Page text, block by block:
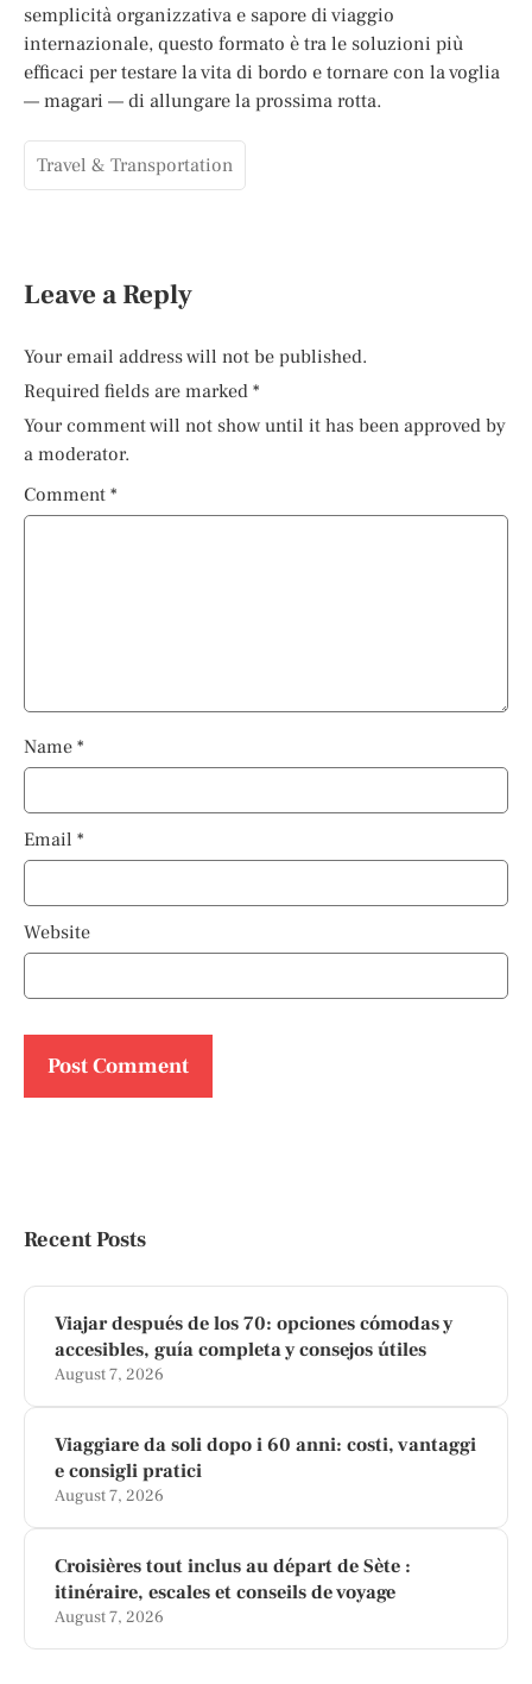
semplicità organizzativa e sapore di viaggio
internazionale, questo formato è tra le soluzioni più
efficaci per testare la vita di bordo e tornare con la voglia
— magari — di allungare la prossima rotta.
Travel & Transportation
Leave a Reply
Your email address will not be published.
Required fields are marked *
Your comment will not show until it has been approved by
a moderator.
Comment *
Name *
Email *
Website
Recent Posts
Viajar después de los 70: opciones cómodas y
accesibles, guía completa y consejos útiles
August 7, 2026
Viaggiare da soli dopo i 60 anni: costi, vantaggi
e consigli pratici
August 7, 2026
Croisières tout inclus au départ de Sète :
itinéraire, escales et conseils de voyage
August 7, 2026